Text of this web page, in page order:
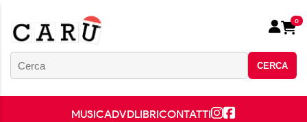
CERCA
0
MUSICADVDLIBRICONTATTI